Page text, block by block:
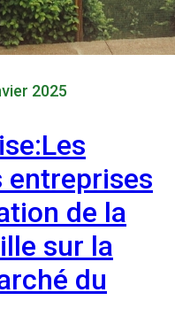
2025
entreprises
de la
sur la
du